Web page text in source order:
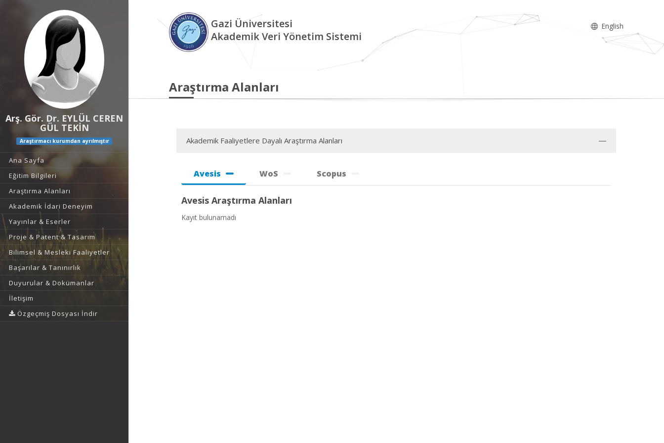
Arş. Gör. Dr. EYLÜL CEREN
GÜL TEKİN
Araştırmacı kurumdan ayrılmıştır
Ana Sayfa
Eğitim Bilgileri
Araştırma Alanları
Akademik İdari Deneyim
Yayınlar & Eserler
Proje & Patent & Tasarım
Bilimsel & Mesleki Faaliyetler
Başarılar & Tanınırlık
Duyurular & Dokümanlar
İletişim
Özgeçmiş Dosyası İndir
Gazi Üniversitesi
Akademik Veri Yönetim Sistemi
English
Araştırma Alanları
Akademik Faaliyetlere Dayalı Araştırma Alanları
Avesis WoS Scopus
Avesis Araştırma Alanları
Kayıt bulunamadı